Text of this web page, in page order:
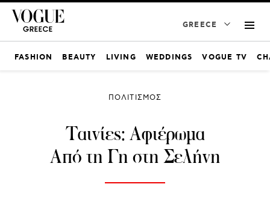
GREECE
FASHION BEAUTY LIVING WEDDINGS VOGUE TV
ΠΟΛΙΤΙΣΜΟΣ
Ταινίες: Αφιέρωμα
Από τη Γη στη Σελήνη